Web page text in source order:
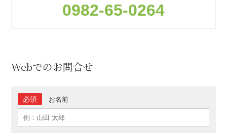
0982-65-0264
Webでのお問合せ
必須 お名前